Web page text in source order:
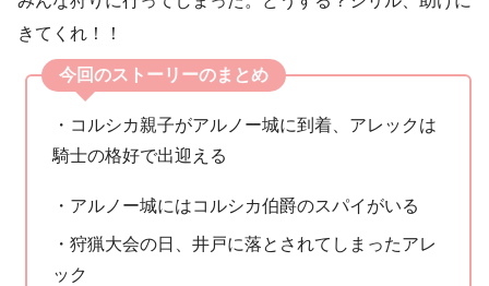
きてくれ！！
今回のストーリーのまとめ
・コルシカ親子がアルノー城に到着、アレックは
騎士の格好で出迎える
・アルノー城にはコルシカ伯爵のスパイがいる
・狩猟大会の日、井戸に落とされてしまったアレ
ック